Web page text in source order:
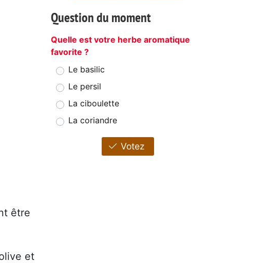
être
et
Question du moment
Quelle est votre herbe aromatique
favorite ?
Le basilic
Le persil
La ciboulette
La coriandre
Votez